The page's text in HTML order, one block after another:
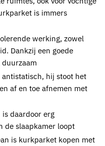
is immers
werking, zowel
Dankzij een goede
duurzaam
hij stoot het
af en toe afnemen met
daardoor erg
de slaapkamer loopt
is kurkparket kopen met